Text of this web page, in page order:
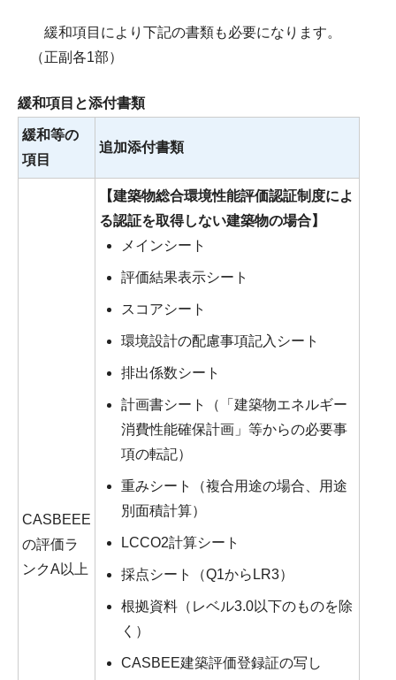
緩和項目により下記の書類も必要になります。
（正副各1部）
緩和項目と添付書類
緩和等の
項目
追加添付書類
CASBEEE
の評価ラ
ンクA以上
【建築物総合環境性能評価認証制度によ
る認証を取得しない建築物の場合】
メインシート
評価結果表示シート
スコアシート
環境設計の配慮事項記入シート
排出係数シート
計画書シート（「建築物エネルギー
消費性能確保計画」等からの必要事
項の転記）
重みシート（複合用途の場合、用途
別面積計算）
LCCO2計算シート
採点シート（Q1からLR3）
根拠資料（レベル3.0以下のものを除
く）
CASBEE建築評価登録証の写し